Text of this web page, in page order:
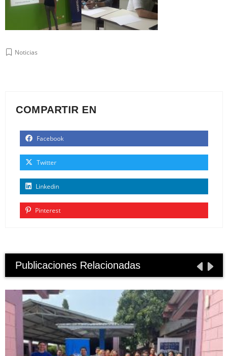
Noticias
COMPARTIR EN
Facebook
Twitter
Linkedin
Pinterest
Publicaciones Relacionadas